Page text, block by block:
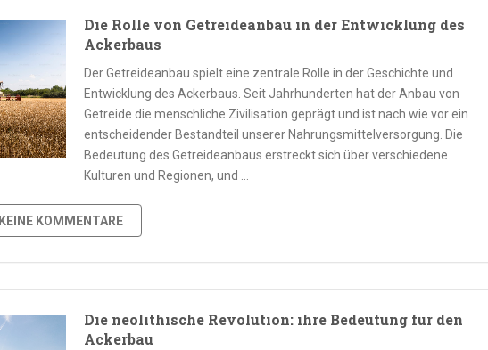
Die Rolle von Getreideanbau in der Entwicklung des
Ackerbaus
Der Getreideanbau spielt eine zentrale Rolle in der Geschichte und
Entwicklung des Ackerbaus. Seit Jahrhunderten hat der Anbau von
Getreide die menschliche Zivilisation geprägt und ist nach wie vor ein
entscheidender Bestandteil unserer Nahrungsmittelversorgung. Die
Bedeutung des Getreideanbaus erstreckt sich über verschiedene
Kulturen und Regionen, und …
KEINE KOMMENTARE
Die neolithische Revolution: ihre Bedeutung für den
Ackerbau